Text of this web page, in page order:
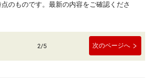
のものです。最新の内容をご確認くださ
2/5 次のページへ